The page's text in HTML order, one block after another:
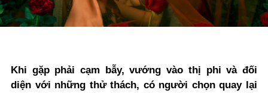
Khi gặp phải cạm bẫy, vướng vào thị phi và đối
diện với những thử thách, có người chọn quay lại